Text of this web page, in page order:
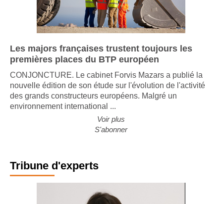
Les majors françaises trustent toujours les
premières places du BTP européen
CONJONCTURE. Le cabinet Forvis Mazars a publié la
nouvelle édition de son étude sur l'évolution de l'activité
des grands constructeurs européens. Malgré un
Voir plus
Tribune d'experts